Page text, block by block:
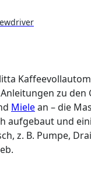
zu den
Mielean – die
aufgebaut und
z. B. Pumpe,